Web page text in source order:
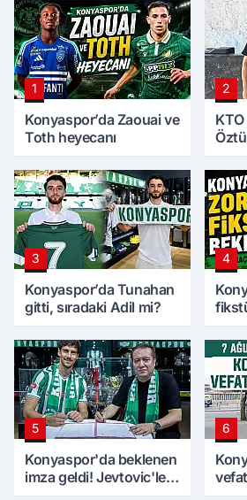
1
Konyaspor’da Zaouai ve
Toth heyecanı
2
KTO
3
Konyaspor’da Tunahan
gitti, sıradaki Adil mi?
4
5
Konyaspor'da beklenen
imza geldi! Jevtovic'le
6